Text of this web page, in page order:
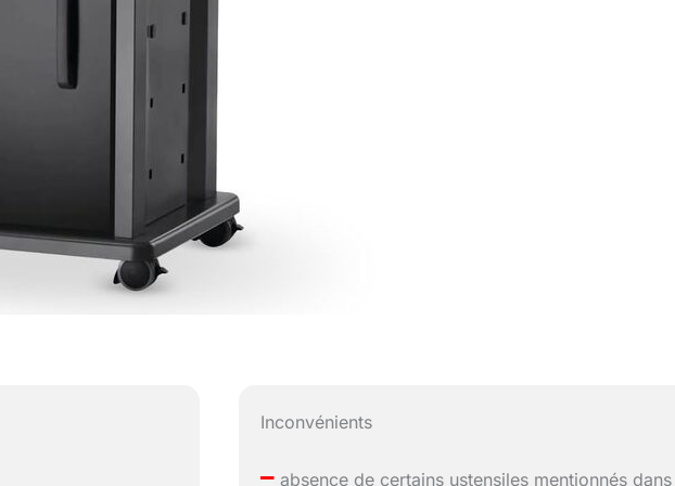
Inconvénients
– absence de certains ustensiles mentionnés